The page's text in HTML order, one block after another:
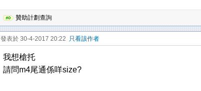
贊助計劃查詢
發表於 30-4-2017 20:22 只看該作者
我想槍托
請問m4尾通係咩size?